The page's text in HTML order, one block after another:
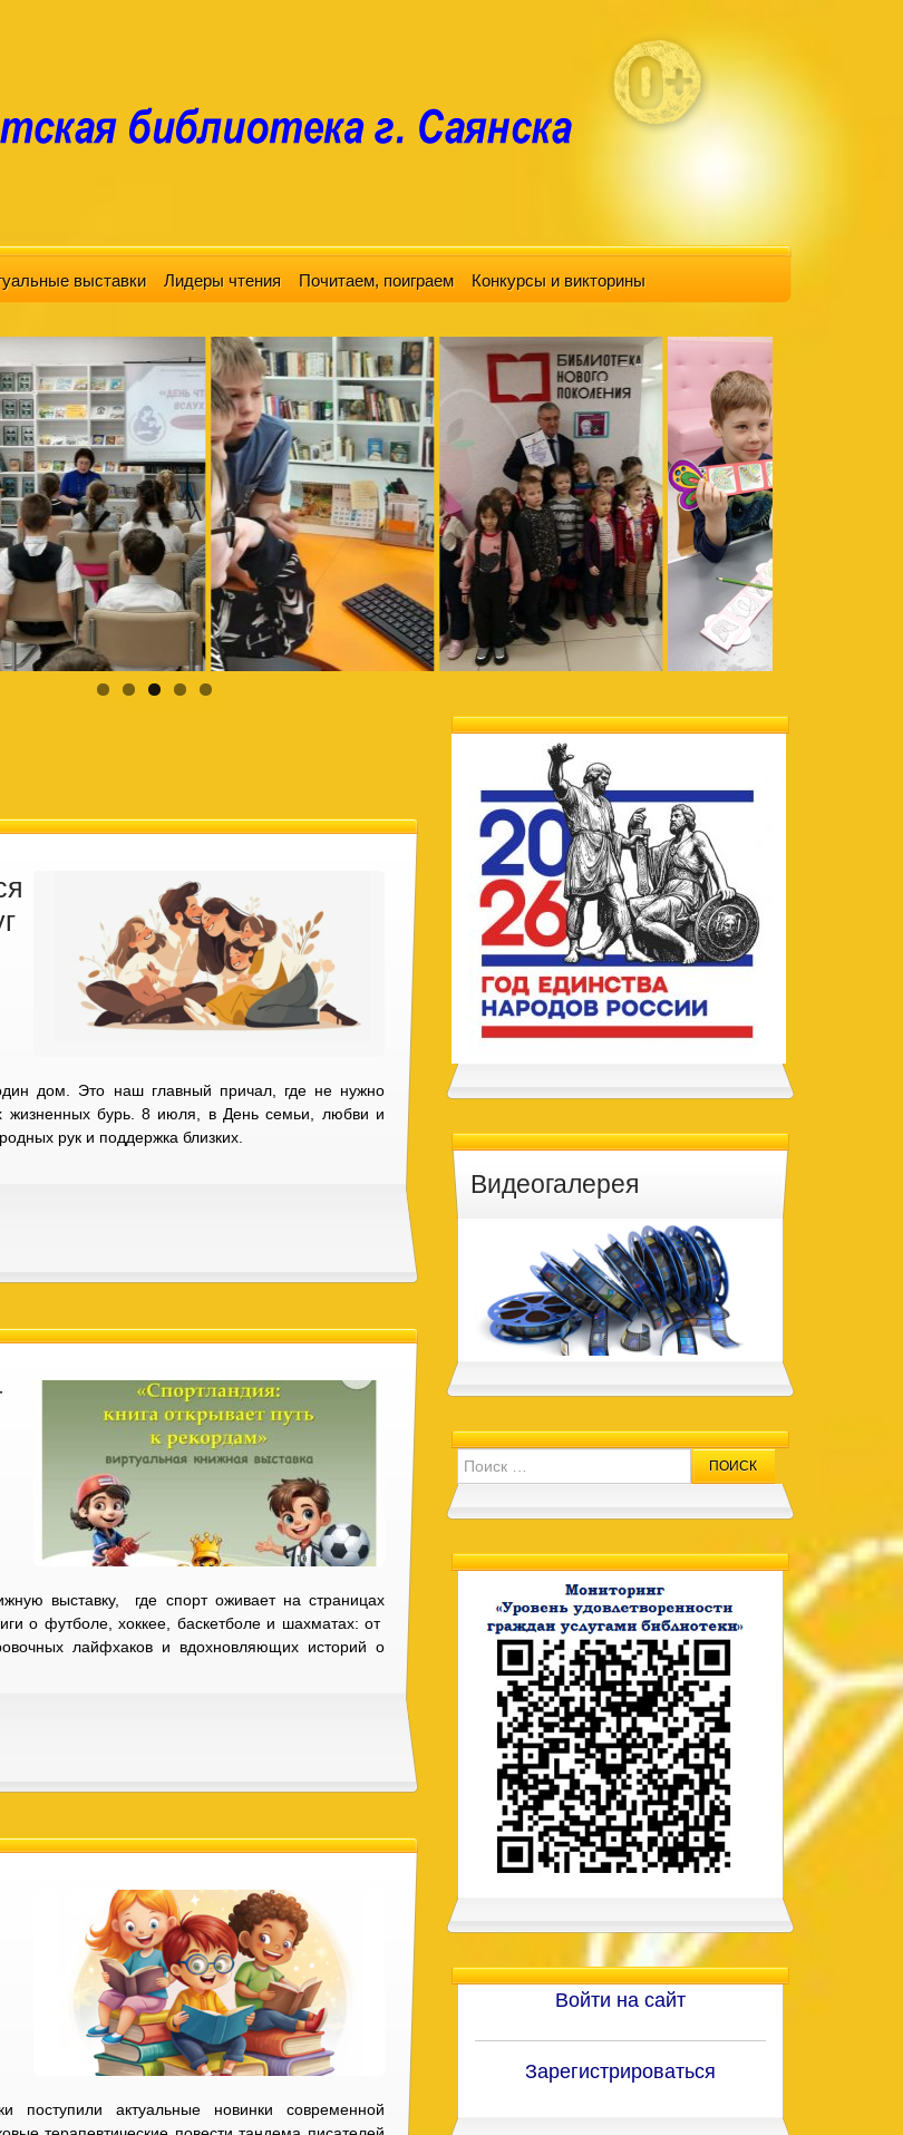
выставки Лидеры чтения Почитаем, поиграем Конкурсы и викторины
дом. Это наш главный причал, где не нужно
жизненных бурь. 8 июля, в День семьи, любви и
рук и поддержка близких.
выставку, где спорт оживает на страницах
о футболе, хоккее, баскетболе и шахматах: от
лайфхаков и вдохновляющих историй о
поступили актуальные новинки современной
Видеогалерея
Search for:
Войти на сайт
Зарегистрироваться